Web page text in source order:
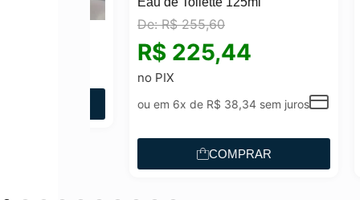
R$255,60
225,44
no PIX
ou em 6x deR$ 38,34 sem juros
COMPRAR
no
ou